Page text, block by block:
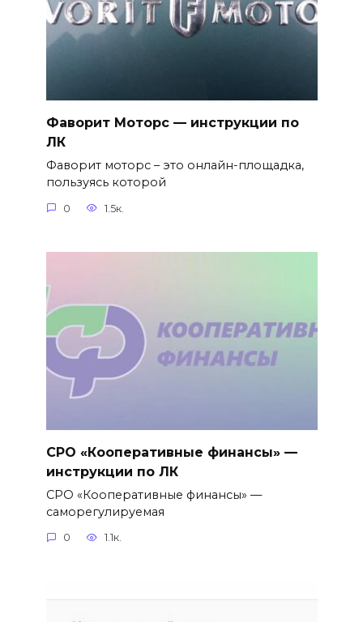
Фаворит Моторс — инструкции по
ЛК
Фаворит моторс – это онлайн-площадка,
пользуясь которой
0 1.5к.
СРО «Кооперативные финансы» —
инструкции по ЛК
СРО «Кооперативные финансы» —
саморегулируемая
0 1.1к.